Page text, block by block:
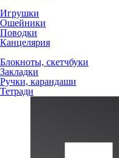
Игрушки
Ошейники
Поводки
Канцелярия
Блокноты, скетчбуки
Закладки
Ручки, карандаши
Тетради